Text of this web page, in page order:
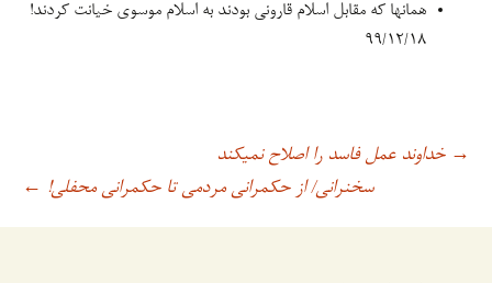
همانها که مقابل اسلام قارونی بودند به اسلام موسوی خیانت کردند!
۹۹/۱۲/۱۸
ناوبری
نوشته
→ خداوند عمل فاسد را اصلاح نمیکند
سخنرانی/ از حکمرانی مردمی تا حکمرانی محفلی! ←